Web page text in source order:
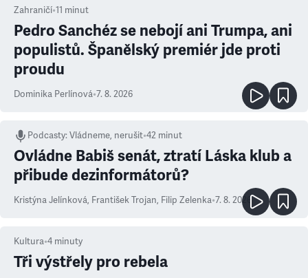
Zahraničí•11 minut
Pedro Sanchéz se nebojí ani Trumpa, ani
populistů. Španělský premiér jde proti
proudu
Dominika Perlínová•7. 8. 2026
Podcasty:Vládneme, nerušit•42 minut
Ovládne Babiš senát, ztratí Láska klub a
přibude dezinformátorů?
Kristýna Jelínková, František Trojan, Filip Zelenka•7. 8. 2026
Kultura•4 minuty
Tři výstřely pro rebela